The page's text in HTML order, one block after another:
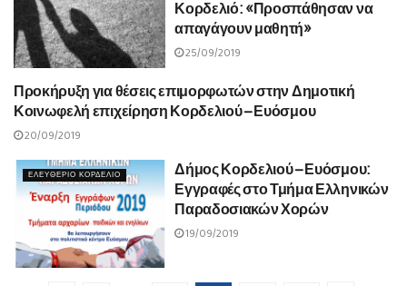
Κορδελιό: «Προσπάθησαν να
απαγάγουν μαθητή»
25/09/2019
ΕΛΕΥΘΕΡΙΟ ΚΟΡΔΕΛΙΟ
Προκήρυξη για θέσεις επιμορφωτών στην Δημοτική
Κοινωφελή επιχείρηση Κορδελιού – Ευόσμου
20/09/2019
ΕΛΕΥΘΕΡΙΟ ΚΟΡΔΕΛΙΟ
Δήμος Κορδελιού – Ευόσμου:
Εγγραφές στο Τμήμα Ελληνικών
Παραδοσιακών Χορών
19/09/2019